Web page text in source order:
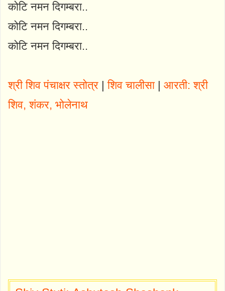
कोटि नमन दिगम्बरा..
कोटि नमन दिगम्बरा..
कोटि नमन दिगम्बरा..
श्री शिव पंचाक्षर स्तोत्र |शिव चालीसा| आरती: श्री
शिव, शंकर, भोलेनाथ